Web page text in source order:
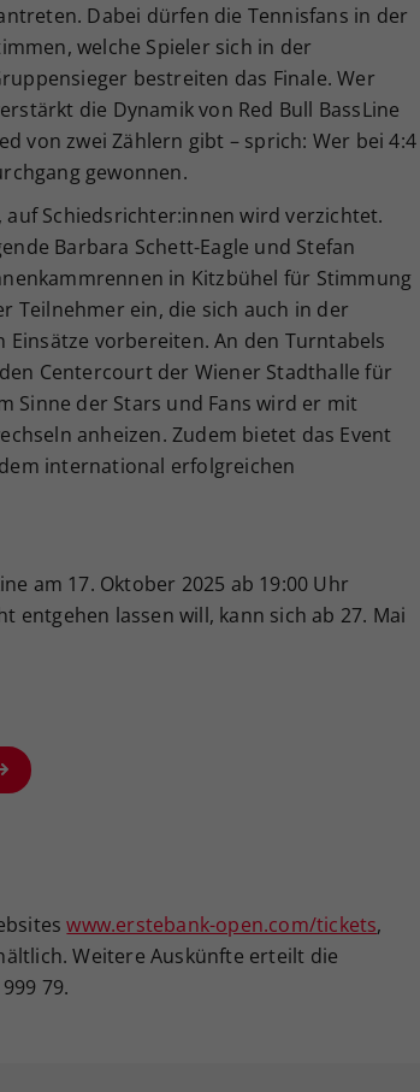
Dabei dürfen die Tennisfans in der
welche Spieler sich in der
bestreiten das Finale. Wer
die Dynamik von Red Bull BassLine
von zwei Zählern gibt – sprich: Wer bei 4:4
gewonnen.
auf Schiedsrichter:innen wird verzichtet.
Barbara Schett-Eagle und Stefan
in Kitzbühel für Stimmung
Teilnehmer ein, die sich auch in der
vorbereiten. An den Turntabels
Centercourt der Wiener Stadthalle für
Sinne der Stars und Fans wird er mit
anheizen. Zudem bietet das Event
international erfolgreichen
am 17. Oktober 2025 ab 19:00 Uhr
entgehen lassen will, kann sich ab 27. Mai
www.erstebank-open.com/tickets,
Weitere Auskünfte erteilt die
79.